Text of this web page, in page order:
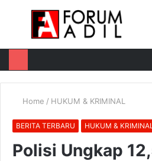
Menu
Home / HUKUM & KRIMINAL
BERITA TERBARU HUKUM & KRIMINAL
Polisi Ungkap